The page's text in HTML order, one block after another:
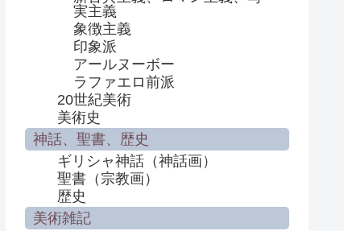
実主義
象徴主義
印象派
アールヌーボー
ラファエロ前派
20世紀美術
美術史
神話、聖書、歴史
ギリシャ神話（神話画）
聖書（宗教画）
歴史
美術雑記